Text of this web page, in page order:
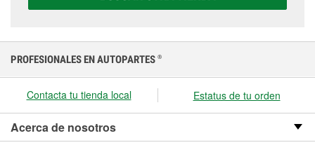
PROFESIONALES EN AUTOPARTES ®
Contacta tu tienda local Estatus de tu orden
Acerca de nosotros